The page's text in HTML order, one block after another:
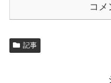
コメ
記事